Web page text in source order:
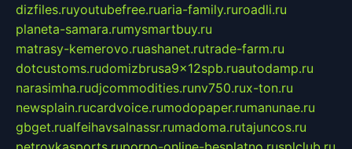
dizfiles.ruyoutubefree.ruaria-family.ruroadli.ru
planeta-samara.rumysmartbuy.ru
matrasy-kemerovo.ruashanet.rutrade-farm.ru
dotcustoms.rudomizbrusa9x12spb.ruautodamp.ru
narasimha.rudjcommodities.runv750.rux-ton.ru
newsplain.rucardvoice.rumodopaper.rumanunae.ru
gbget.rualfeihavsalnassr.rumadoma.rutajuncos.ru